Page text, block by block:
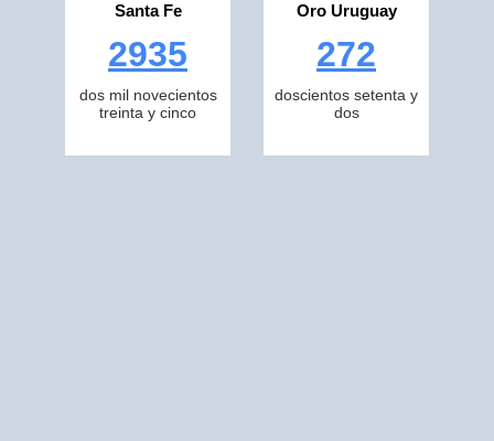
Santa Fe
2935
dos mil novecientos
treinta y cinco
Oro Uruguay
272
doscientos setenta y
dos